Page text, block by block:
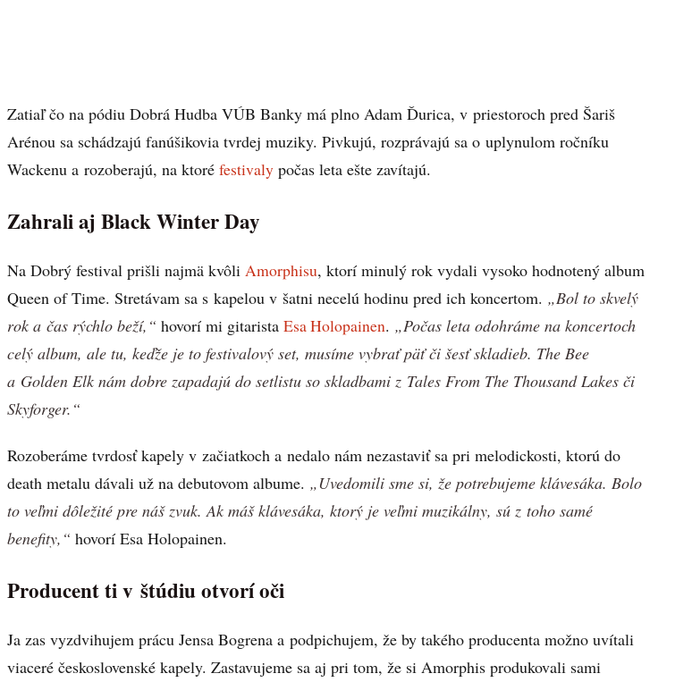
Zatiaľ čo na pódiu Dobrá Hudba VÚB Banky má plno Adam Ďurica, v priestoroch pred Šariš
Arénou sa schádzajú fanúšikovia tvrdej muziky. Pivkujú, rozprávajú sa o uplynulom ročníku
Wackenu a rozoberajú, na ktoré festivaly počas leta ešte zavítajú.
Zahrali aj Black Winter Day
Na Dobrý festival prišli najmä kvôli Amorphisu, ktorí minulý rok vydali vysoko hodnotený album
Queen of Time. Stretávam sa s kapelou v šatni necelú hodinu pred ich koncertom. „Bol to skvelý
rok a čas rýchlo beží,“ hovorí mi gitarista Esa Holopainen. „Počas leta odohráme na koncertoch
celý album, ale tu, keďže je to festivalový set, musíme vybrať päť či šesť skladieb. The Bee
a Golden Elk nám dobre zapadajú do setlistu so skladbami z Tales From The Thousand Lakes či
Skyforger.“
Rozoberáme tvrdosť kapely v začiatkoch a nedalo nám nezastaviť sa pri melodickosti, ktorú do
death metalu dávali už na debutovom albume. „Uvedomili sme si, že potrebujeme klávesáka. Bolo
to veľmi dôležité pre náš zvuk. Ak máš klávesáka, ktorý je veľmi muzikálny, sú z toho samé
benefity,“ hovorí Esa Holopainen.
Producent ti v štúdiu otvorí oči
Ja zas vyzdvihujem prácu Jensa Bogrena a podpichujem, že by takého producenta možno uvítali
viaceré československé kapely. Zastavujeme sa aj pri tom, že si Amorphis produkovali sami